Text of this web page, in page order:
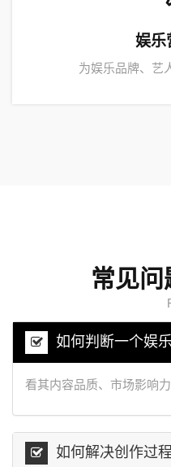
娱乐
为娱乐品牌、艺
常见问
如何判断一个娱
看其内容品质、市场影响
如何解决创作过